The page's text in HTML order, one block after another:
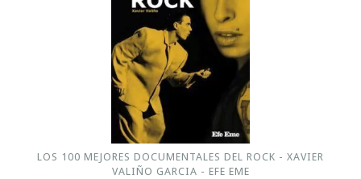
LOS 100 MEJORES DOCUMENTALES DEL ROCK - XAVIER
VALIÑO GARCIA - EFE EME